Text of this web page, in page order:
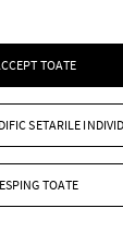
TOATE
TOATE
SETARILE